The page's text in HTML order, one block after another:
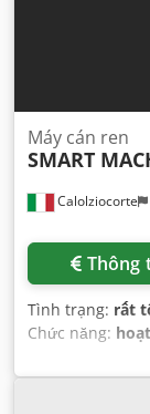
Calolziocorte
Máy cán ren
SMART
Thông
Tình trạng: rất
Chức năng:
mm,